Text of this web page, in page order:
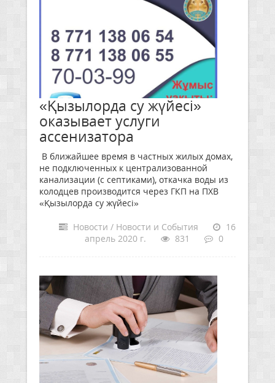
«Қызылорда су жүйесі»
оказывает услуги
ассенизатора
В ближайшее время в частных жилых домах,
не подключенных к централизованной
канализации (с септиками), откачка воды из
колодцев производится через ГКП на ПХВ
«Қызылорда су жүйесі»
Новости / Новости и События
16
апрель 2020 г.
831 0